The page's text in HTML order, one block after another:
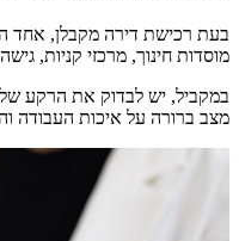
בעת רכישת דירה מקבלן, אחד
מוסדות חינוך, מרכזי קניות,
במקביל, יש לבדוק את הרקע של
מצב ברורה על איכות העבודה